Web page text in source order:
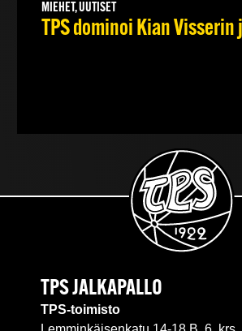
MIEHET, UUTISET
TPS dominoi Kian
TPS JALKAPALLO
TPS-toimisto